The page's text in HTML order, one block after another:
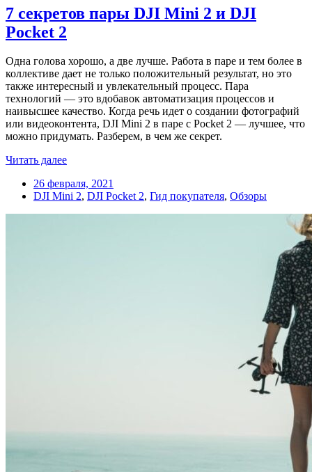
7 секретов пары DJI Mini 2 и DJI
Pocket 2
Одна голова хорошо, а две лучше. Работа в паре и тем более в
коллективе дает не только положительный результат, но это
также интересный и увлекательный процесс. Пара
технологий — это вдобавок автоматизация процессов и
наивысшее качество. Когда речь идет о создании фотографий
или видеоконтента, DJI Mini 2 в паре с Pocket 2 — лучшее, что
можно придумать. Разберем, в чем же секрет.
Читать далее
26 февраля, 2021
DJI Mini 2, DJI Pocket 2, Гид покупателя, Обзоры